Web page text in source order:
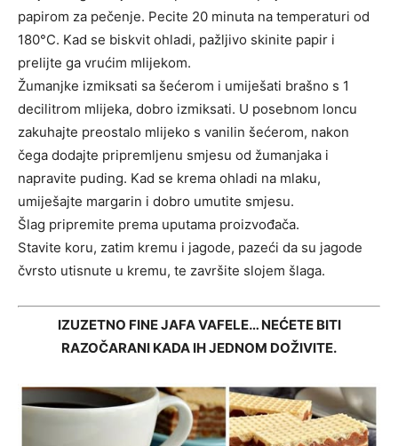
papirom za pečenje. Pecite 20 minuta na temperaturi od
180°C. Kad se biskvit ohladi, pažljivo skinite papir i
prelijte ga vrućim mlijekom.
Žumanjke izmiksati sa šećerom i umiješati brašno s 1
decilitrom mlijeka, dobro izmiksati. U posebnom loncu
zakuhajte preostalo mlijeko s vanilin šećerom, nakon
čega dodajte pripremljenu smjesu od žumanjaka i
napravite puding. Kad se krema ohladi na mlaku,
umiješajte margarin i dobro umutite smjesu.
Šlag pripremite prema uputama proizvođača.
Stavite koru, zatim kremu i jagode, pazeći da su jagode
čvrsto utisnute u kremu, te završite slojem šlaga.
IZUZETNO FINE JAFA VAFELE… NEĆETE BITI
RAZOČARANI KADA IH JEDNOM DOŽIVITE.